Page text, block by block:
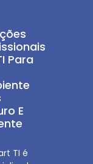
Para
E
TI é